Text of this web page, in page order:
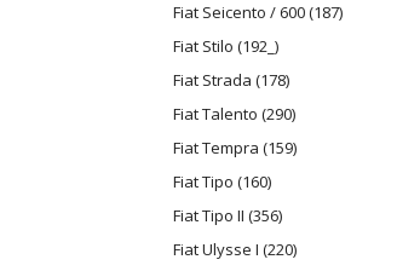
Fiat Seicento / 600 (187)
Fiat Stilo (192_)
Fiat Strada (178)
Fiat Talento (290)
Fiat Tempra (159)
Fiat Tipo (160)
Fiat Tipo II (356)
Fiat Ulysse I (220)